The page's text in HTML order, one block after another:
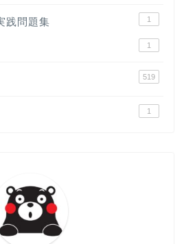
践問題集 1
1
519
1
大学入試英語対策講座
名言・格言・カッコい
語＆素敵な英文フレー